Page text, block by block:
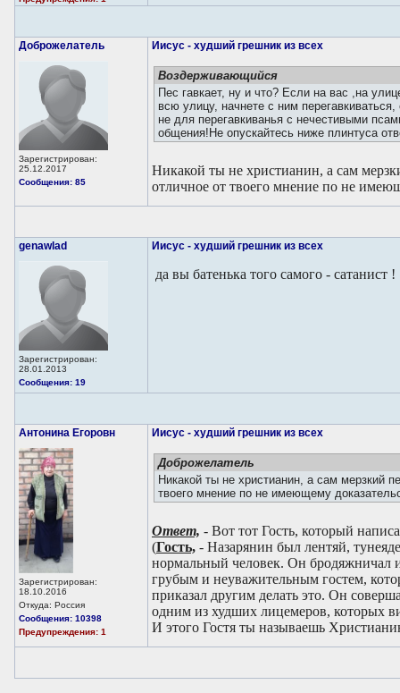
Доброжелатель
Зарегистрирован:
25.12.2017
Сообщения: 85
Иисус - худший грешник из всех
Воздерживающийся
Пес гавкает, ну и что? Если на вас ,на
всю улицу, начнете с ним
не для перегавкиванья с нечестивыми
общения!Не опускайтесь ниже плинтуса
Никакой ты не христианин, а сам
отличное от твоего мнение по не
genawlad
Зарегистрирован:
28.01.2013
Сообщения: 19
Иисус - худший грешник из всех
да вы батенька того самого - сатанист !
Антонина Егоровн
Зарегистрирован:
18.10.2016
Откуда: Россия
Сообщения: 10398
Предупреждения: 1
Иисус - худший грешник из всех
Доброжелатель
Никакой ты не христианин, а сам мерзкий
твоего мнение по не имеющему
Ответ, - Вот тот Гость, который
(Гость, - Назарянин был лентяй,
нормальный человек. Он бродяжничал
грубым и неуважительным гостем,
приказал другим делать это. Он
одним из худших лицемеров, которых
И этого Гостя ты называешь